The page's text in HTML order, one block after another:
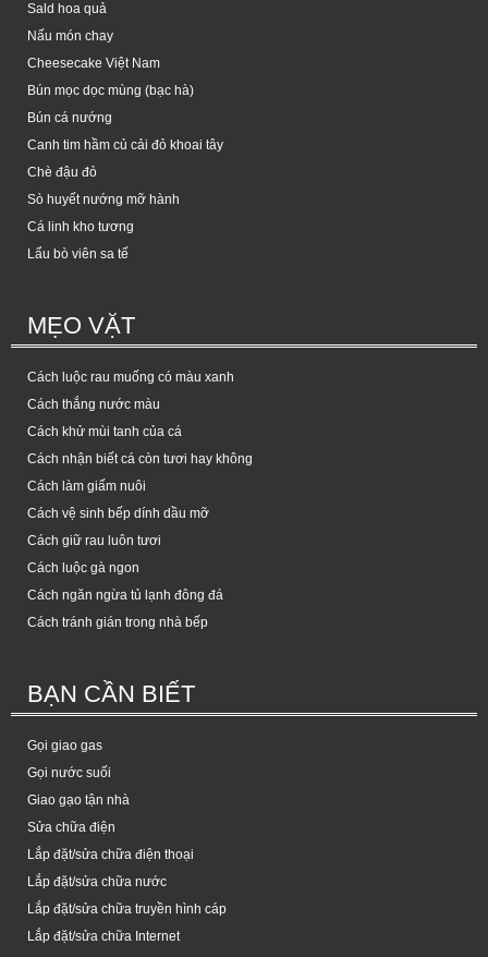
Sald hoa quả
Nấu món chay
Cheesecake Việt Nam
Bún mọc dọc mùng (bạc hà)
Bún cá nướng
Canh tim hầm củ cải đỏ khoai tây
Chè đậu đỏ
Sò huyết nướng mỡ hành
Cá linh kho tương
Lẩu bò viên sa tế
MẸO VẶT
Cách luộc rau muống có màu xanh
Cách thắng nước màu
Cách khử mùi tanh của cá
Cách nhận biết cá còn tươi hay không
Cách làm giấm nuôi
Cách vệ sinh bếp dính dầu mỡ
Cách giữ rau luôn tươi
Cách luộc gà ngon
Cách ngăn ngừa tủ lạnh đông đá
Cách tránh gián trong nhà bếp
BẠN CẦN BIẾT
Gọi giao gas
Gọi nước suối
Giao gạo tận nhà
Sửa chữa điện
Lắp đặt/sửa chữa điện thoại
Lắp đặt/sửa chữa nước
Lắp đặt/sửa chữa truyền hình cáp
Lắp đặt/sửa chữa Internet